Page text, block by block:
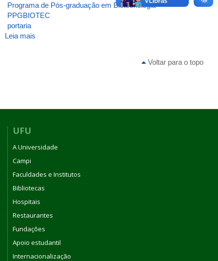
Programa de Pós-graduação em Biotecnologia
PPGBIOTEC
portaria
Leia mais
de
de
Voltar para o topo
UFU
A Universidade
Campi
Faculdades e Institutos
Bibliotecas
Hospitais
Restaurantes
Fundações
Apoio estudantil
Internacionalização